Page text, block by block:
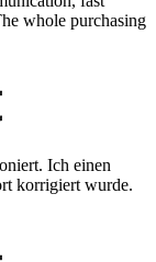
whole purchasing
Ich einen
korrigiert wurde.